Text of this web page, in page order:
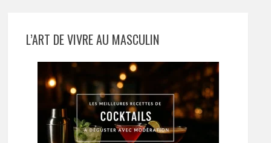
L’ART DE VIVRE AU MASCULIN